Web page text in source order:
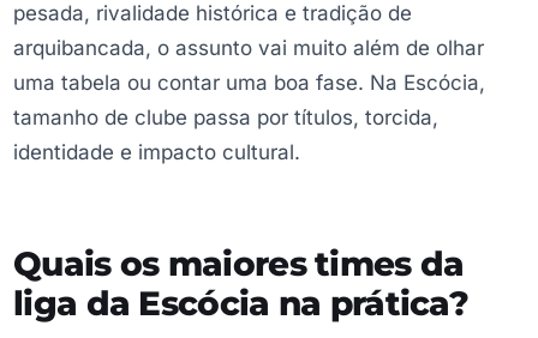
pesada, rivalidade histórica e tradição de
arquibancada, o assunto vai muito além de olhar
uma tabela ou contar uma boa fase. Na Escócia,
tamanho de clube passa por títulos, torcida,
identidade e impacto cultural.
Quais os maiores times da
liga da Escócia na prática?